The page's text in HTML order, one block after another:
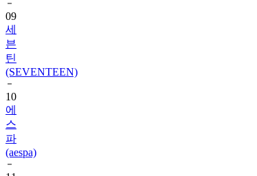
09
세
븐
틴
(SEVENTEEN)
10
에
스
파
(aespa)